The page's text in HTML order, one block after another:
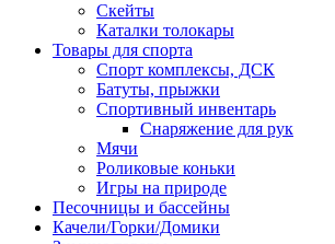
Скейты
Каталки толокары
Товары для спорта
Спорт комплексы, ДСК
Батуты, прыжки
Спортивный инвентарь
Снаряжение для рук
Мячи
Роликовые коньки
Игры на природе
Песочницы и бассейны
Качели/Горки/Домики